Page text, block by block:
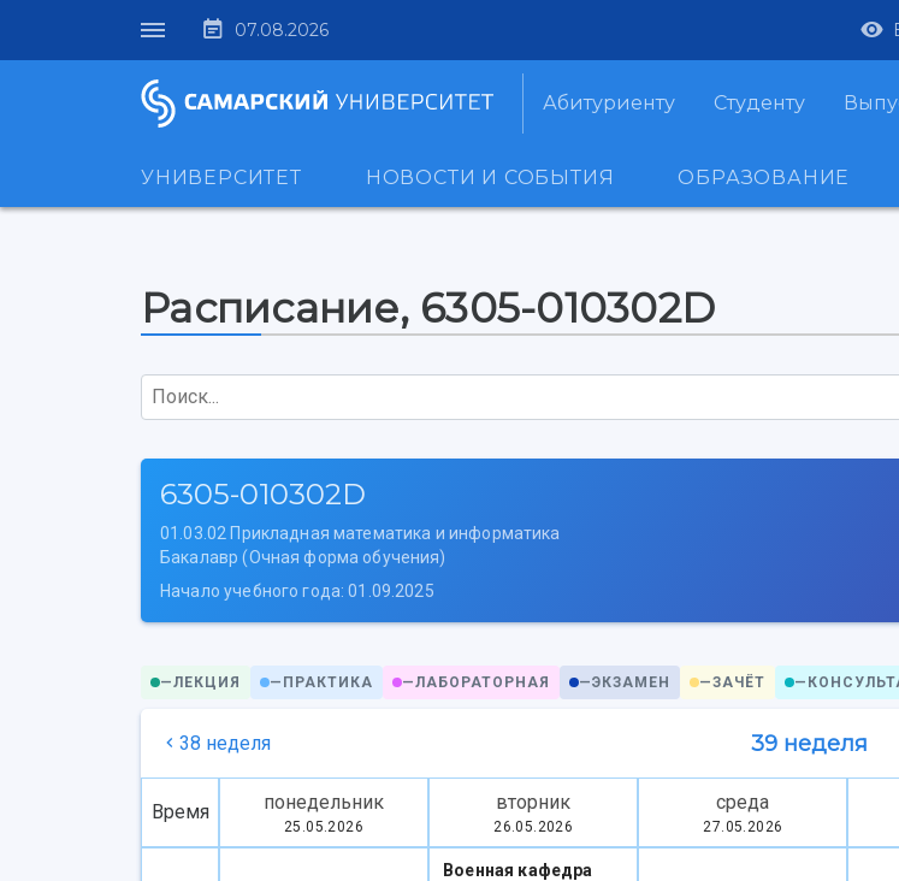
07.08.2026
Абитуриенту Студенту
УНИВЕРСИТЕТ НОВОСТИ И СОБЫТИЯ ОБРАЗОВАНИЕ
Расписание, 6305-010302D
Поиск...
6305-010302D
01.03.02 Прикладная математика и информатика
Бакалавр (Очная форма обучения)
Начало учебного года: 01.09.2025
—ЛЕКЦИЯ — ПРАКТИКА —ЛАБОРАТОРНАЯ —ЭКЗАМЕН —ЗАЧЁТ —
38 неделя 39 неделя
Время понедельник
25.05.2026
вторник
26.05.2026
среда
27.05.2026
Военная кафедра